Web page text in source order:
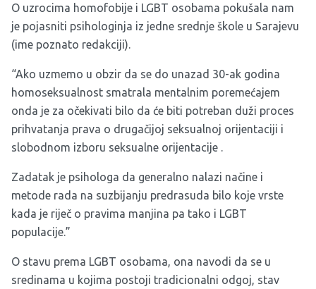
O uzrocima homofobije i LGBT osobama pokušala nam
je pojasniti psihologinja iz jedne srednje škole u Sarajevu
(ime poznato redakciji).
“Ako uzmemo u obzir da se do unazad 30-ak godina
homoseksualnost smatrala mentalnim poremećajem
onda je za očekivati bilo da će biti potreban duži proces
prihvatanja prava o drugačijoj seksualnoj orijentaciji i
slobodnom izboru seksualne orijentacije .
Zadatak je psihologa da generalno nalazi načine i
metode rada na suzbijanju predrasuda bilo koje vrste
kada je riječ o pravima manjina pa tako i LGBT
populacije.”
O stavu prema LGBT osobama, ona navodi da se u
sredinama u kojima postoji tradicionalni odgoj, stav